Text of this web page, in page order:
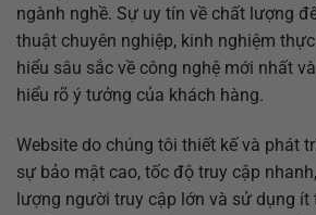
ngành nghề. Sự uy tín về chất lượng
thuật chuyên nghiệp, kinh nghiệm
hiểu sâu sắc về công nghệ mới nhất
hiểu rõ ý tưởng của khách hàng.
Website do chúng tôi thiết kế và phát
sự bảo mật cao, tốc độ truy cập
lượng người truy cập lớn và sử dụng ít